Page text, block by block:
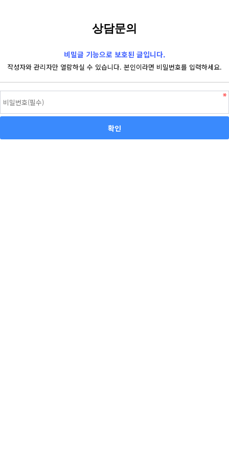
상담문의
비밀글 기능으로 보호된 글입니다.
작성자와 관리자만 열람하실 수 있습니다. 본인이라면 비밀번호를 입력하세요.